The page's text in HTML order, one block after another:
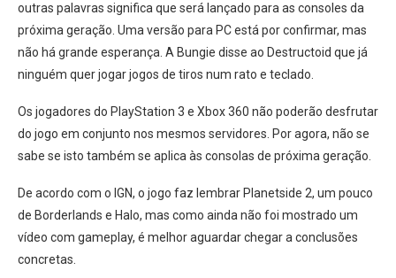
outras palavras significa que será lançado para as consoles da
próxima geração. Uma versão para PC está por confirmar, mas
não há grande esperança. A Bungie disse ao Destructoid que já
ninguém quer jogar jogos de tiros num rato e teclado.
Os jogadores do PlayStation 3 e Xbox 360 não poderão desfrutar
do jogo em conjunto nos mesmos servidores. Por agora, não se
sabe se isto também se aplica às consolas de próxima geração.
De acordo com o IGN, o jogo faz lembrar Planetside 2, um pouco
de Borderlands e Halo, mas como ainda não foi mostrado um
vídeo com gameplay, é melhor aguardar chegar a conclusões
concretas.